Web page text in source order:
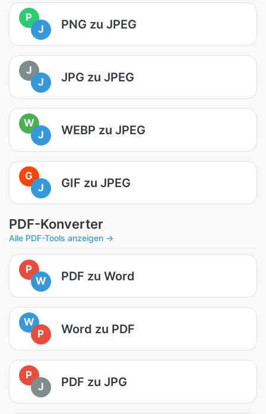
P
J
PNG zu JPEG
J
J
JPG zu JPEG
W
J
WEBP zu JPEG
G
J
GIF zu JPEG
PDF-Konverter
Alle PDF-Tools anzeigen →
P
W
PDF zu Word
W
P
Word zu PDF
P
J
PDF zu JPG